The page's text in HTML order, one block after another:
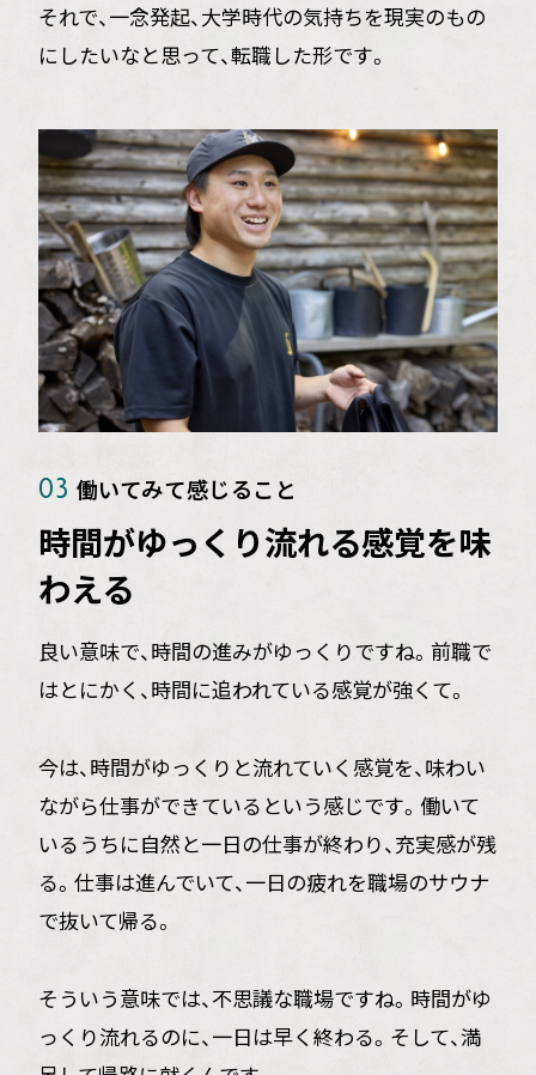
それで、一念発起、大学時代の気持ちを現実のもの
にしたいなと思って、転職した形です。
03 働いてみて感じること
時間がゆっくり流れる感覚を味
わえる
良い意味で、時間の進みがゆっくりですね。前職で
はとにかく、時間に追われている感覚が強くて。
今は、時間がゆっくりと流れていく感覚を、味わい
ながら仕事ができているという感じです。働いて
いるうちに自然と一日の仕事が終わり、充実感が残
る。仕事は進んでいて、一日の疲れを職場のサウナ
で抜いて帰る。
そういう意味では、不思議な職場ですね。時間がゆ
っくり流れるのに、一日は早く終わる。そして、満